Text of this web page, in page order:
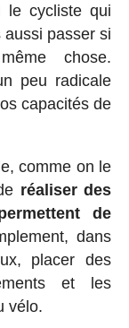
le cycliste qui
passer si
chose.
peu radicale
capacités de
comme on le
réaliser des
de
dans
placer des
et les
vélo.